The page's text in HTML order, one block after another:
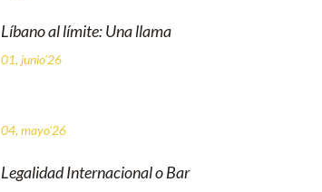
Líbano al límite: Una llama
01, junio'26
04, mayo'26
Legalidad Internacional o Bar